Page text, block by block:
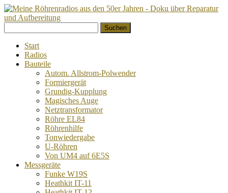
zum
Inhalt
nach:
Start
Radios
Bauteile
Autom. Allstrom-Polwender
Formiergerät
Grundig-Kupplung
Magisches Auge
Netztransformator
Röhre EL84
Röhrenhilfe
Tonwiedergabe
U-Röhren
Von UM4 auf 6E5S
Messgeräte
Funke W19S
Heathkit IT-11